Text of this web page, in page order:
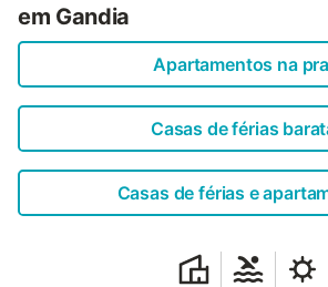
em Gandia
Apartamentos na
Casas de férias
Casas de férias e